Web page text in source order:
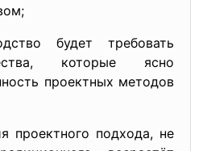
будет требовать
которые ясно
проектных методов
проектного подхода, не